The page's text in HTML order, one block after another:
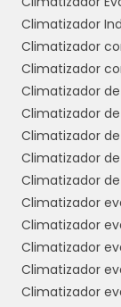
saudável.
diferentes
sistemas
pode
Climatizador
Climatizador